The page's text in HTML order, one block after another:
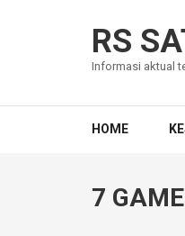
RS
Informasi aktual
HOME
7